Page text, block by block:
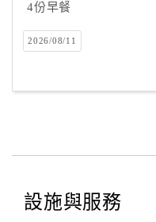
4份早餐
2026/08/11
設施與服務